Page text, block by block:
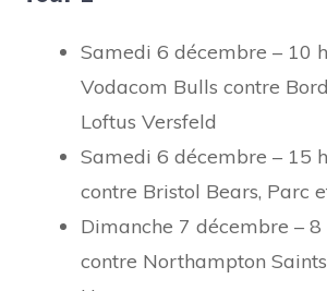
Samedi 6 décembre – 10
Vodacom Bulls contre
Loftus Versfeld
Samedi 6 décembre – 15
contre Bristol Bears, Parc
Dimanche 7 décembre – 8
contre Northampton